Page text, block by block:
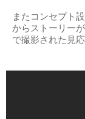
またコンセプト
からストーリー
で撮影された見